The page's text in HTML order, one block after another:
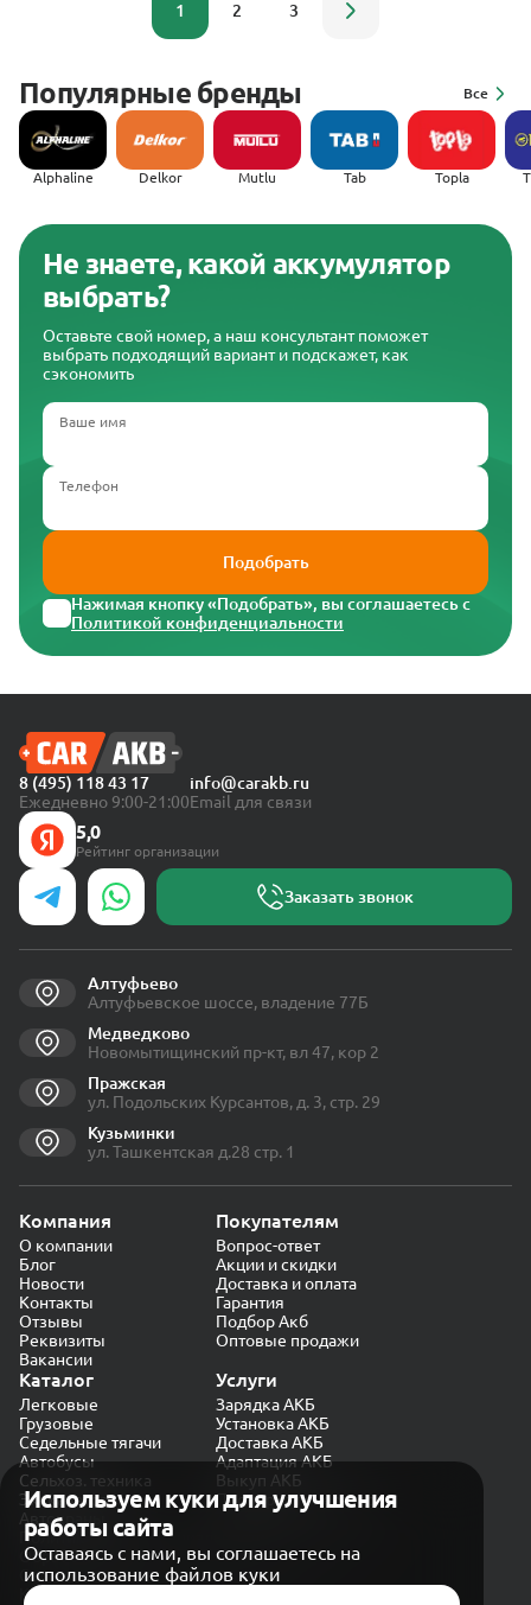
1 2 3
Популярные бренды Все
Alphaline Delkor Mutlu Tab Topla
Не знаете, какой аккумулятор
выбрать?
Оставьте свой номер, а наш консультант поможет
выбрать подходящий вариант и подскажет, как
сэкономить
Ваше имя
Телефон
Подобрать
Нажимая кнопку «Подобрать», вы соглашаетесь с
Политикой конфиденциальности
Используем куки для улучшения
работы сайта
Оставаясь с нами, вы соглашаетесь на
использование файлов куки
8 (495) 118 43 17
Ежедневно 9:00-21:00
info@carakb.ru
Email для связи
5,0
Рейтинг организации
Заказать звонок
Алтуфьево
Алтуфьевское шоссе, владение 77Б
Медведково
Новомытищинский пр-кт, вл 47, кор 2
Пражская
ул. Подольских Курсантов, д. 3, стр. 29
Кузьминки
ул. Ташкентская д.28 стр. 1
Компания
О компании
Блог
Новости
Контакты
Отзывы
Реквизиты
Вакансии
Покупателям
Вопрос-ответ
Акции и скидки
Доставка и оплата
Гарантия
Подбор Акб
Оптовые продажи
Каталог
Легковые
Грузовые
Седельные тягачи
Автобусы
Сельхоз. техника
Экскаваторы
Автокраны
Услуги
Зарядка АКБ
Установка АКБ
Доставка АКБ
Адаптация АКБ
Выкуп АКБ
Проверка генератора
Политика конфиденциальности
Обработка персональных данных
Согласие на обработку в «Яндекс.Метрика»
Карта сайта